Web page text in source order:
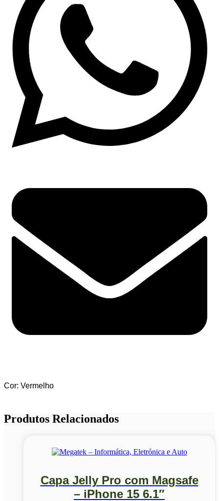
Cor: Vermelho
Produtos Relacionados
Capa Jelly Pro com Magsafe
– iPhone 15 6.1″